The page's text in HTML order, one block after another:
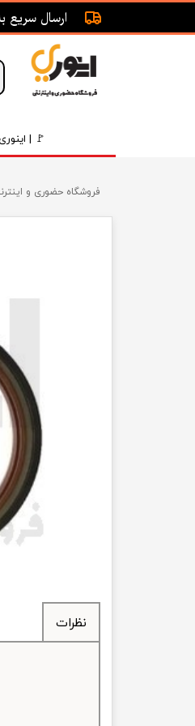
🚩 |
ارسال سریع
فروشگاه حضوری و
نظرات